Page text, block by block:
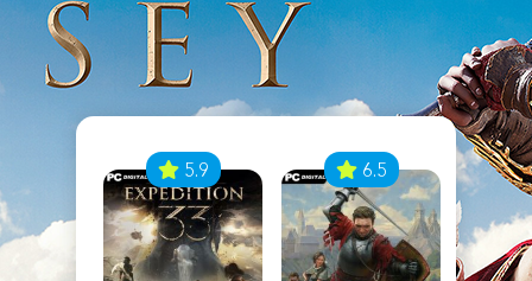
5.9 6.5